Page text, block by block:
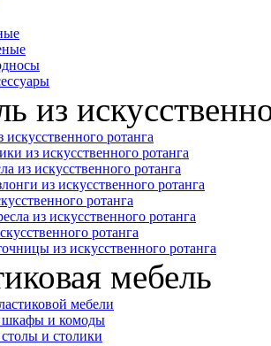
из
ротанга
из искусственного ротанга
из искусственного ротанга
из искусственного ротанга
ротанга
из искусственного ротанга
ротанга
из искусственного ротанга
мебель
мебели
шкафы и комоды
и столики